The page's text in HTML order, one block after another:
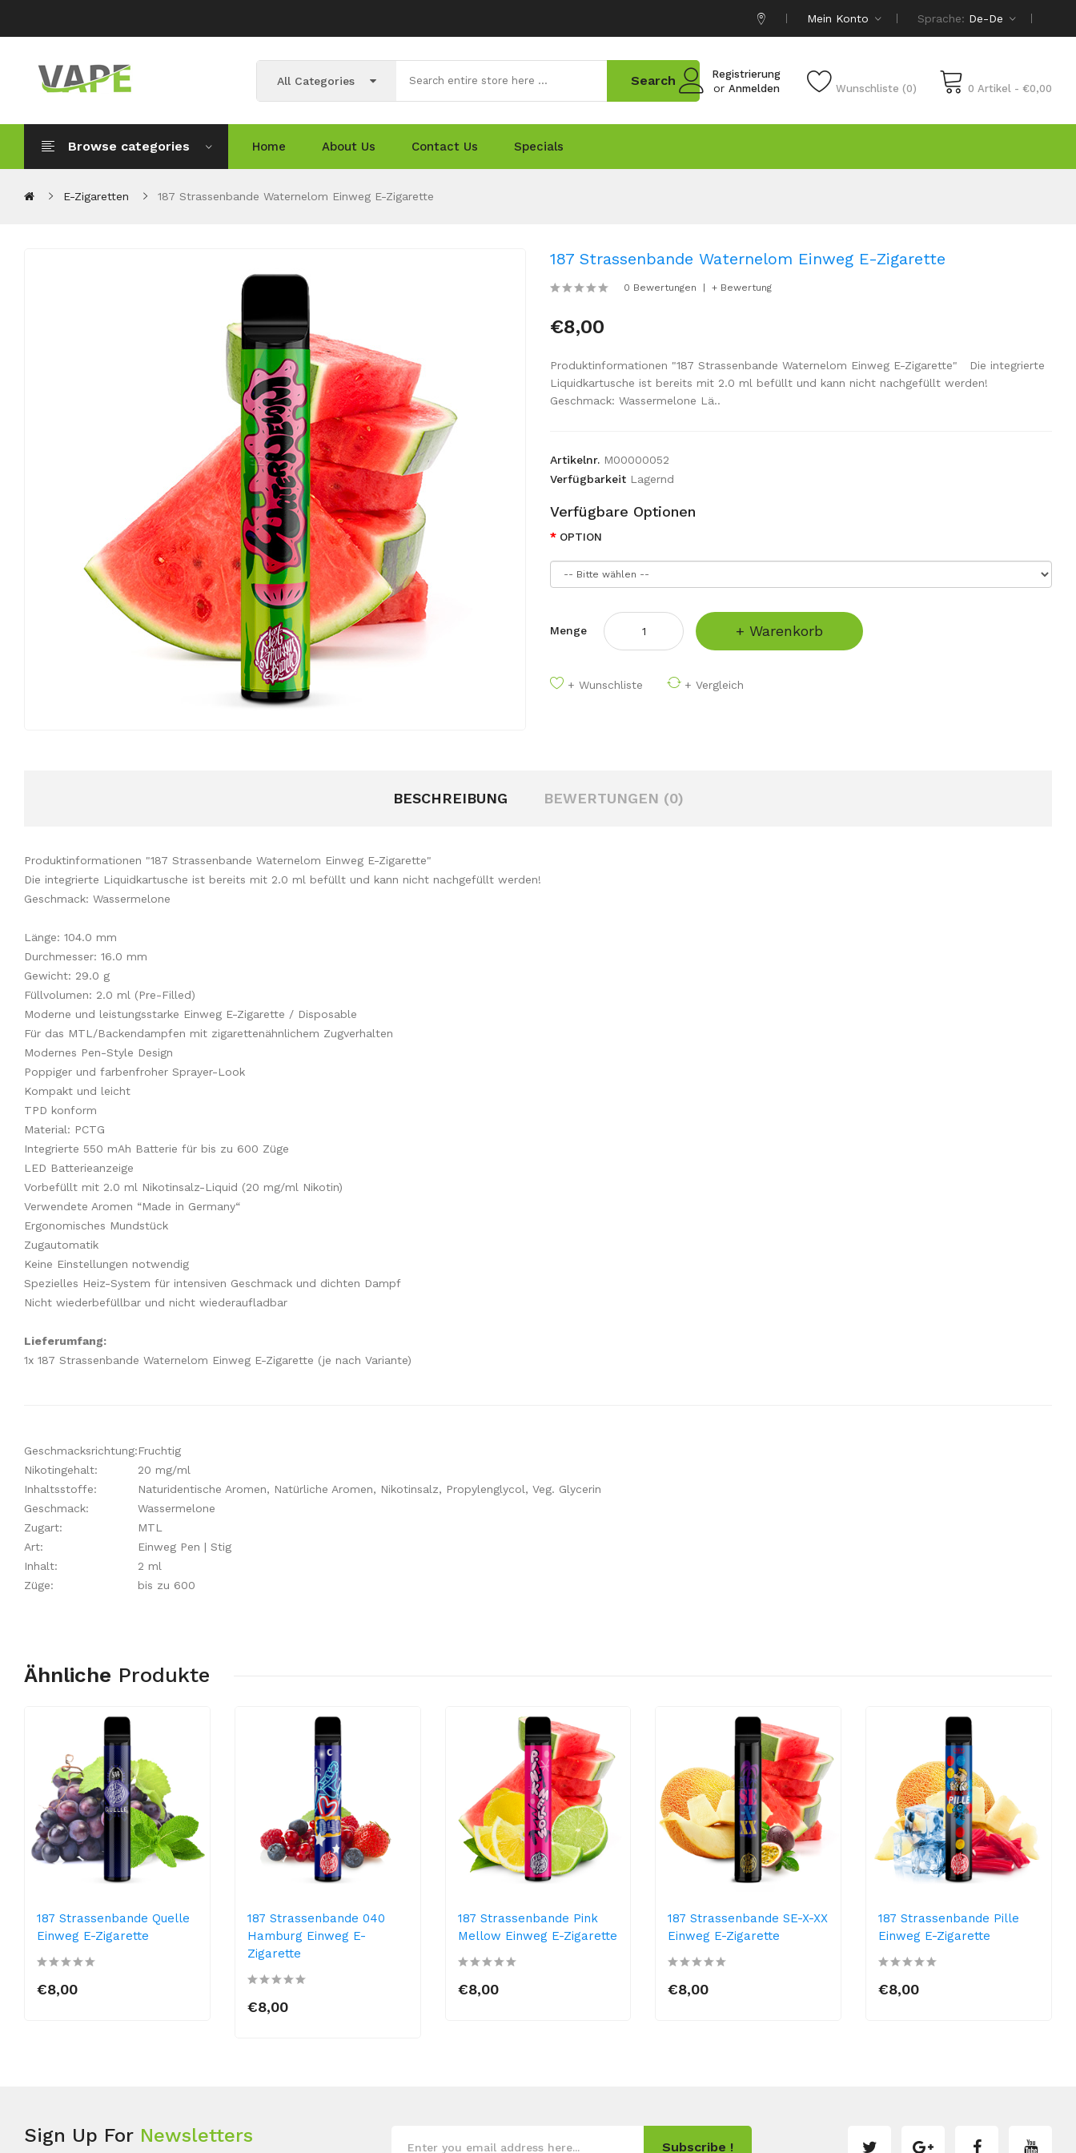
Mein Konto Sprache: De-De
Registrierung
or Anmelden Wunschliste (0) 0 Artikel - €0,00
All Categories Search
Browse categories Home About Us Contact Us Specials
E-Zigaretten 187 Strassenbande Waternelom Einweg E-Zigarette
187 Strassenbande Waternelom Einweg E-Zigarette
0 Bewertungen + Bewertung
€8,00
Produktinformationen "187 Strassenbande Waternelom Einweg E-Zigarette" Die integrierte
Liquidkartusche ist bereits mit 2.0 ml befüllt und kann nicht nachgefüllt werden!
Geschmack: Wassermelone Lä..
Artikelnr. M00000052
Verfügbarkeit Lagernd
Verfügbare Optionen
OPTION
Menge + Warenkorb
+ Wunschliste + Vergleich
BESCHREIBUNG BEWERTUNGEN (0)
Produktinformationen "187 Strassenbande Waternelom Einweg E-Zigarette"
Die integrierte Liquidkartusche ist bereits mit 2.0 ml befüllt und kann nicht nachgefüllt werden!
Geschmack: Wassermelone
Länge: 104.0 mm
Durchmesser: 16.0 mm
Gewicht: 29.0 g
Füllvolumen: 2.0 ml (Pre-Filled)
Moderne und leistungsstarke Einweg E-Zigarette / Disposable
Für das MTL/Backendampfen mit zigarettenähnlichem Zugverhalten
Modernes Pen-Style Design
Poppiger und farbenfroher Sprayer-Look
Kompakt und leicht
TPD konform
Material: PCTG
Integrierte 550 mAh Batterie für bis zu 600 Züge
LED Batterieanzeige
Vorbefüllt mit 2.0 ml Nikotinsalz-Liquid (20 mg/ml Nikotin)
Verwendete Aromen “Made in Germany“
Ergonomisches Mundstück
Zugautomatik
Keine Einstellungen notwendig
Spezielles Heiz-System für intensiven Geschmack und dichten Dampf
Nicht wiederbefüllbar und nicht wiederaufladbar
Lieferumfang:
1x 187 Strassenbande Waternelom Einweg E-Zigarette (je nach Variante)
Geschmacksrichtung:Fruchtig
Nikotingehalt:
20 mg/ml
Inhaltsstoffe:
Naturidentische Aromen, Natürliche Aromen, Nikotinsalz, Propylenglycol, Veg. Glycerin
Geschmack:
Wassermelone
Zugart:
MTL
Art:
Einweg Pen | Stig
Inhalt:
2 ml
Züge:
bis zu 600
Ähnliche Produkte
187 Strassenbande Quelle
Einweg E-Zigarette
€8,00
187 Strassenbande 040
Hamburg Einweg E-
Zigarette
€8,00
187 Strassenbande Pink
Mellow Einweg E-Zigarette
€8,00
187 Strassenbande SE-X-XX
Einweg E-Zigarette
€8,00
187 Strassenbande Pille
Einweg E-Zigarette
€8,00
Sign Up For Newsletters
Subscribe !